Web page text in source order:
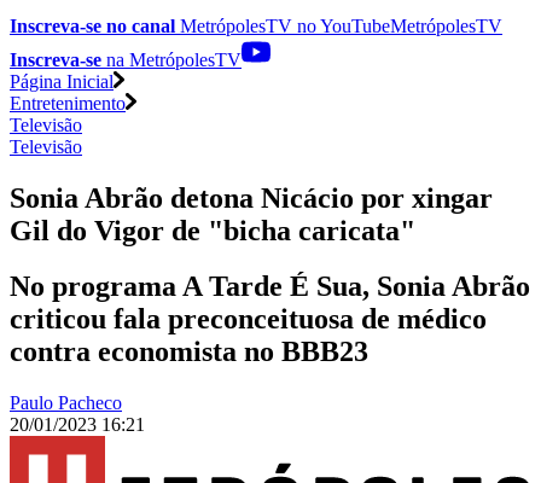
Inscreva-se no canal MetrópolesTV noYouTubeMetrópolesTV
Inscreva-se na MetrópolesTV
Página Inicial
Entretenimento
Televisão
Televisão
Sonia Abrão detona Nicácio por xingar
Gil do Vigor de "bicha caricata"
No programa A Tarde É Sua, Sonia Abrão
criticou fala preconceituosa de médico
contra economista no BBB23
Paulo Pacheco
20/01/2023 16:21